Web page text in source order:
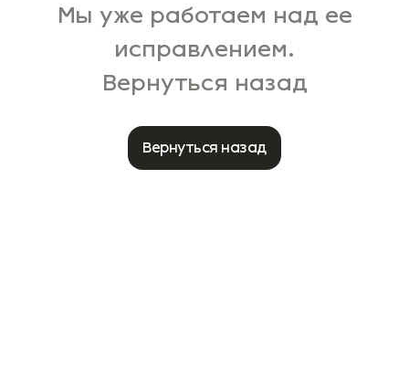
Мы уже работаем над ее
исправлением.
Вернуться назад
Вернуться назад